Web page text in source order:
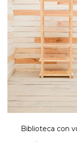
Biblioteca con